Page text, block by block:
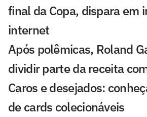
final da Copa, dispara em
internet
Após polêmicas, Roland
dividir parte da receita
Caros e desejados:
de cards colecionáveis